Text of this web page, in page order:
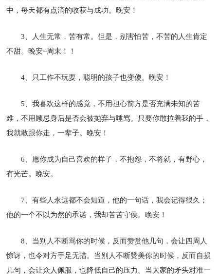
中，每天都有点滴的收获与成功。晚安！
3、人生无常，苦有常。但是，别害怕苦，不苦的人生肯定
不甜。晚安~周末！！
4、只工作不玩耍，聪明的孩子也变傻。晚安！
5、我喜欢这样的感觉，不用担心前方是否充满未知的苦
难，不用顾忌身后是否会被抛弃与唾骂。只要你敢拉着我的手，
我就敢跟你走，一辈子。晚安！
6、愿你成为自己喜欢的样子，不抱怨，不将就，有野心，
有光芒。晚安。
7、有些人永远都不会知道，他的一句话，我会记得很久；
他的一个不以为然的承诺，我却苦苦守侯。晚安！
8、当别人不断骂你的时候，反而赞赏他几句，会让四周人
惊讶，也令对方手足无措。当别人不断赞美你的时候，反而自损
几句，会让众人佩服，也降低自己的压力。当大家的矛头对准一